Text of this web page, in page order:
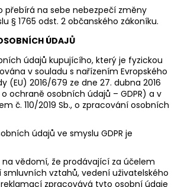
přebírá na sebe nebezpečí změny
§ 1765 odst. 2 občanského zákoníku.
ÚDAJŮ
údajů kupujícího, který je fyzickou
v souladu s nařízením Evropského
(EU) 2016/679 ze dne 27. dubna 2016
ochraně osobních údajů – GDPR) a v
č. 110/2019 Sb., o zpracování osobních
údajů ve smyslu GDPR je
na vědomí, že prodávající za účelem
vztahů, vedení uživatelského
zpracovává tyto osobní údaje